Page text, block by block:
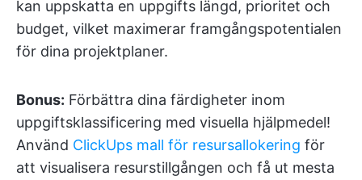
kan uppskatta en uppgifts längd, prioritet och
budget, vilket maximerar framgångspotentialen
för dina projektplaner.
Bonus: Förbättra dina färdigheter inom
uppgiftsklassificering med visuella hjälpmedel!
Använd ClickUps mall för resursallokering för
att visualisera resurstillgången och få ut mesta